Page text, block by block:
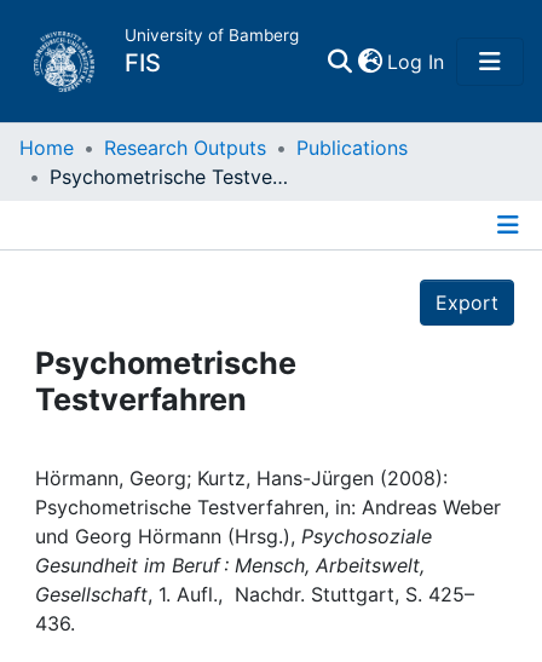
University of Bamberg
FIS Log In(current)
Home
Projects
People
Institutions
Awards
My FIS
Home Research Outputs
Publications
Psychometrische Testverfahren
Export
Psychometrische
Testverfahren
Hörmann, Georg; Kurtz, Hans-Jürgen (2008):
Psychometrische Testverfahren, in: Andreas Weber
und Georg Hörmann (Hrsg.), Psychosoziale
Gesundheit im Beruf : Mensch, Arbeitswelt,
Gesellschaft, 1. Aufl., Nachdr. Stuttgart, S. 425–
436.